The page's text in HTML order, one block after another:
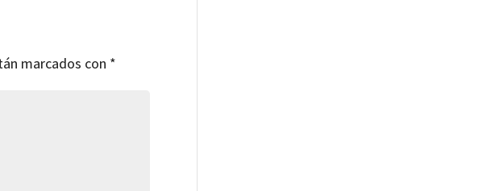
marcados con *